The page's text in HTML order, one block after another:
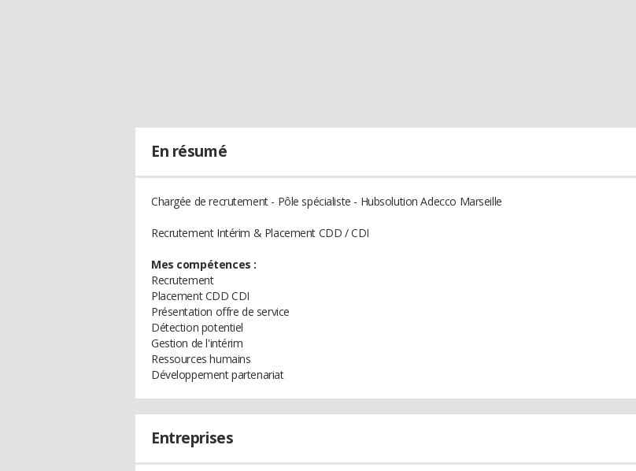
En résumé
Chargée de recrutement - Pôle spécialiste - Hubsolution Adecco Marseille
Recrutement Intérim & Placement CDD / CDI
Mes compétences :
Recrutement
Placement CDD CDI
Présentation offre de service
Détection potentiel
Gestion de l'intérim
Ressources humains
Développement partenariat
Entreprises